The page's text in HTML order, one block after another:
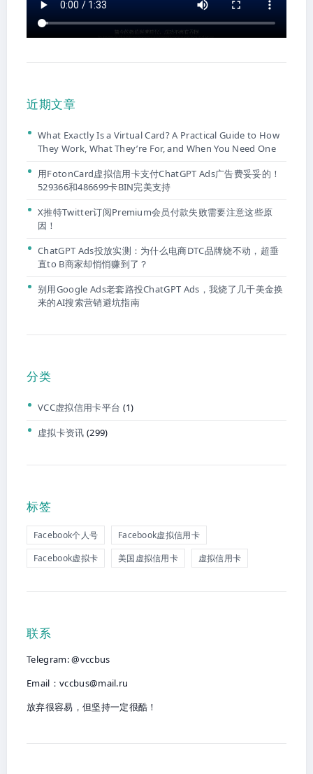
近期文章
What Exactly Is a Virtual Card? A Practical Guide to How
They Work, What They’re For, and When You Need One
用FotonCard虚拟信用卡支付ChatGPT Ads广告费妥妥的！
529366和486699卡BIN完美支持
X推特Twitter订阅Premium会员付款失败需要注意这些原
因！
ChatGPT Ads投放实测：为什么电商DTC品牌烧不动，超垂
直to B商家却悄悄赚到了？
别用Google Ads老套路投ChatGPT Ads，我烧了几千美金换
来的AI搜索营销避坑指南
分类
VCC虚拟信用卡平台 (1)
虚拟卡资讯 (299)
标签
Facebook个人号
Facebook虚拟信用卡
Facebook虚拟卡
美国虚拟信用卡 虚拟信用卡
联系
Telegram: @vccbus
Email： vccbus@mail.ru
放弃很容易，但坚持一定很酷！